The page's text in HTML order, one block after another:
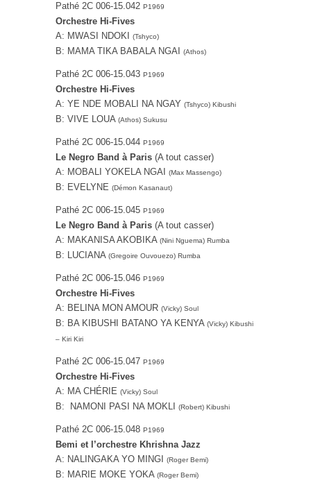
Pathé 2C 006-15.042 P1969
Orchestre Hi-Fives
A: MWASI NDOKI
(Tshyco)
B: MAMA TIKA BABALA NGAI (Athos)
Pathé 2C 006-15.043 P1969
Orchestre Hi-Fives
A: YE NDE MOBALI NA NGAY (Tshyco) Kibushi
B: VIVE LOUA (Athos) Sukusu
Pathé 2C 006-15.044 P1969
Le Negro Band à Paris (A tout casser)
A: MOBALI YOKELA NGAI
(Max Massengo)
B: EVELYNE (Démon Kasanaut)
Pathé 2C 006-15.045 P1969
Le Negro Band à Paris (A tout casser)
A: MAKANISA AKOBIKA (Nini Nguema) Rumba
B: LUCIANA (Gregoire Ouvouezo) Rumba
Pathé 2C 006-15.046 P1969
Orchestre Hi-Fives
A: BELINA MON AMOUR (Vicky) Soul
B: BA KIBUSHI BATANO YA KENYA (Vicky) Kibushi
– Kiri Kiri
Pathé 2C 006-15.047 P1969
Orchestre Hi-Fives
A: MA CHÉRIE (Vicky) Soul
B: NAMONI PASI NA MOKLI (Robert) Kibushi
Pathé 2C 006-15.048 P1969
Bemi et l’orchestre Khrishna Jazz
A: NALINGAKA YO MINGI
(Roger Bemi)
B: MARIE MOKE YOKA (Roger Bemi)